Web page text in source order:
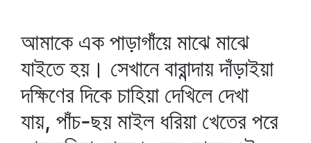
আমাকে এক পাড়াগাঁয়ে মাঝে মাঝে
যাইতে হয়। সেখানে বারান্দায় দাঁড়াইয়া
দক্ষিণের দিকে চাহিয়া দেখিলে দেখা
যায়, পাঁচ-ছয় মাইল ধরিয়া খেতের পরে